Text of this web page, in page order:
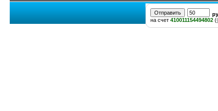
на счет 410011154494802 (